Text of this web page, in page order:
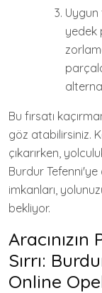
yedek
Bu fırsatı
göz atabilirsiniz.
çıkarırken,
Burdur
imkanları,
bekliyor.
Aracınızın
Sırrı:
Online